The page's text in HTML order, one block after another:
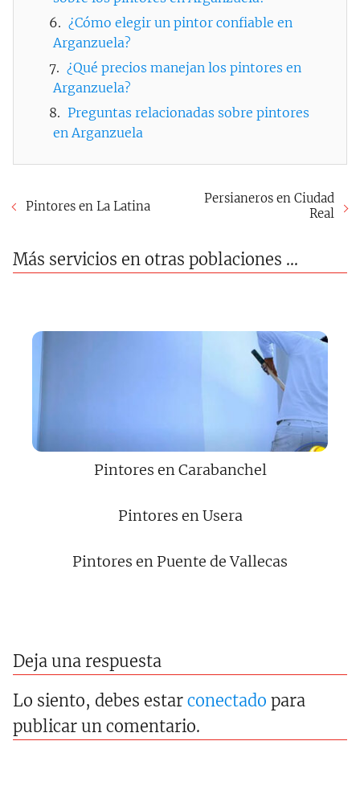
¿Cómo elegir un pintor confiable en
Arganzuela?
¿Qué precios manejan los pintores en
Arganzuela?
Preguntas relacionadas sobre pintores
en Arganzuela
Pintores en La Latina
Persianeros en Ciudad
Real
Más servicios en otras poblaciones ...
Pintores en Carabanchel
Pintores en Usera
Pintores en Puente de Vallecas
Deja una respuesta
Lo siento, debes estar conectado para
publicar un comentario.